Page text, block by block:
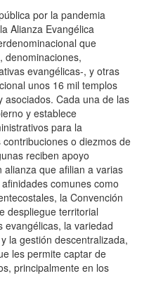
por la pandemia
Alianza Evangélica
que
denominaciones,
evangélicas-, y otras
unos 16 mil templos
asociados. Cada una de las
y establece
para la
o diezmos de
reciben apoyo
que afilian a varias
comunes como
la Convención
despliegue territorial
evangélicas, la variedad
la gestión descentralizada,
les permite captar de
principalmente en los